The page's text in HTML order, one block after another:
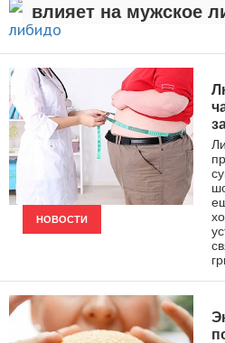
влияет на мужское
НОВОСТИ
НОВОСТИ